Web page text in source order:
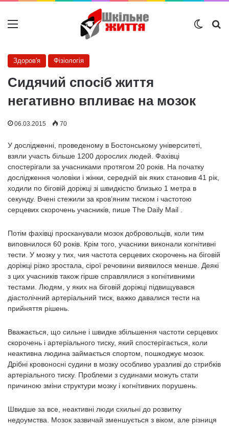
Меню
Здоров'я Фізіологія
Сидячий спосіб життя
негативно впливає на мозок
06.03.2015 70
У дослідженні, проведеному в Бостонському університеті,
взяли участь більше 1200 дорослих людей. Фахівці
спостерігали за учасниками протягом 20 років. На початку
дослідження чоловіки і жінки, середній вік яких становив 41 рік,
ходили по біговій доріжці зі швидкістю близько 1 метра в
секунду. Вчені стежили за кров’яним тиском і частотою
серцевих скорочень учасників, пише The Daily Mail .
Потім фахівці просканували мозок добровольців, коли тим
виповнилося 60 років. Крім того, учасники виконали когнітивні
тести. У мозку у тих, чия частота серцевих скорочень на біговій
доріжці різко зростала, сірої речовини виявилося менше. Деякі
з цих учасників також гірше справлялися з когнітивними
тестами. Людям, у яких на біговій доріжці підвищувався
діастолічний артеріальний тиск, важко давалися тести на
прийняття рішень.
Вважається, що сильне і швидке збільшення частоти серцевих
скорочень і артеріального тиску, який спостерігається, коли
неактивна людина займається спортом, пошкоджує мозок.
Дрібні кровоносні судини в мозку особливо уразливі до стрибків
артеріального тиску. Проблеми з судинами можуть стати
причиною зміни структури мозку і когнітивних порушень.
Швидше за все, неактивні люди схильні до розвитку
недоумства. Мозок зазвичай зменшується з віком, але різниця